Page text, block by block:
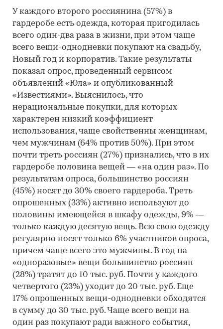
У каждого второго россиянина (57%) в
гардеробе есть одежда, которая пригодилась
всего один-два раза в жизни, при этом чаще
всего вещи-однодневки покупают на свадьбу,
Новый год и корпоратив. Такие результаты
показал опрос, проведенный сервисом
объявлений «Юла» и опубликованный
«Известиями». Выяснилось, что
нерациональные покупки, для которых
характерен низкий коэффициент
использования, чаще свойственны женщинам,
чем мужчинам (64% против 50%). При этом
почти треть россиян (27%) признались, что в их
гардеробе половина вещей — «на один раз». По
результатам опроса, большинство россиян
(45%) носят до 30% своего гардероба. Треть
опрошенных (33%) активно используют до
половины имеющейся в шкафу одежды, 9% —
только каждую десятую вещь. Всю свою одежду
регулярно носят только 6% участников опроса,
причем чаще всего это мужчины. В год на
«одноразовые» вещи большинство россиян
(28%) тратят до 10 тыс. руб. Почти у каждого
четвертого (23%) уходит до 20 тыс. руб. Еще
17% опрошенных вещи-однодневки обходятся
в сумму до 30 тыс. руб. Чаще всего вещи на
один раз покупают ради важного события,